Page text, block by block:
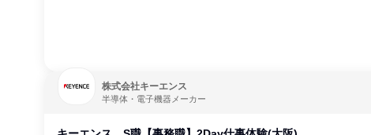
株式会社キーエンス
半導体・電子機器メーカー